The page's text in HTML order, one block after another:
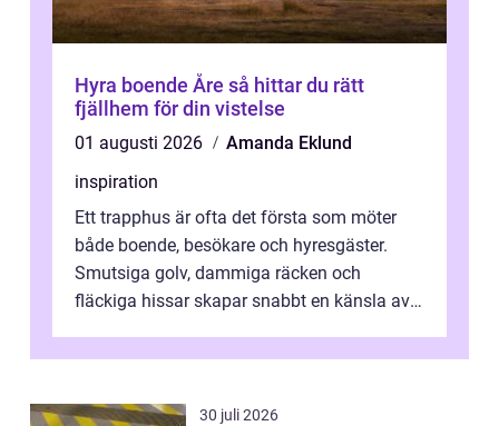
Hyra boende Åre så hittar du rätt
fjällhem för din vistelse
01 augusti 2026
Amanda Eklund
inspiration
Ett trapphus är ofta det första som möter
både boende, besökare och hyresgäster.
Smutsiga golv, dammiga räcken och
fläckiga hissar skapar snabbt en känsla av
omtan...
30 juli 2026